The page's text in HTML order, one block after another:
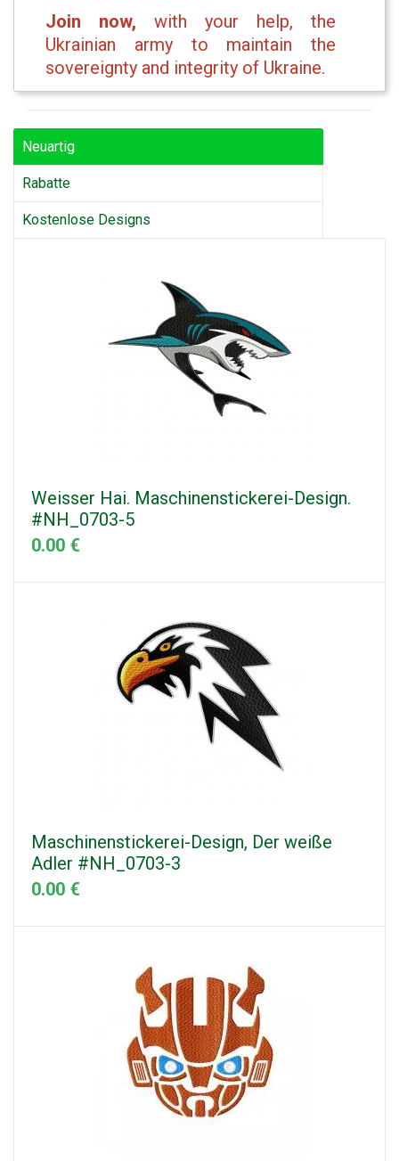
Join now, with your help, the
Ukrainian army to maintain the
sovereignty and integrity of Ukraine.
Neuartig
Rabatte
Kostenlose Designs
Weisser Hai. Maschinenstickerei-Design.
#NH_0703-5
0.00 €
Maschinenstickerei-Design, Der weiße
Adler #NH_0703-3
0.00 €